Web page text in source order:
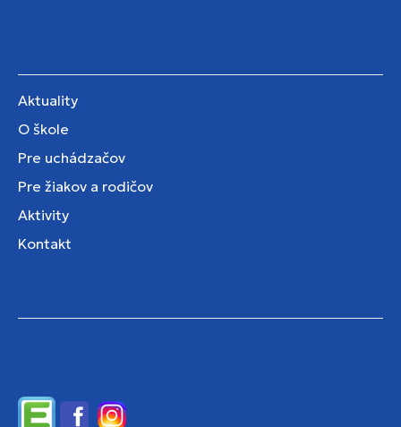
Aktuality
O škole
Pre uchádzačov
Pre žiakov a rodičov
Aktivity
Kontakt